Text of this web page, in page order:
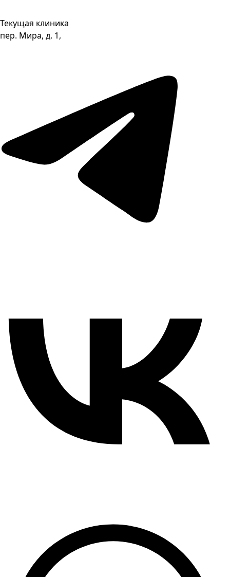
Текущая клиника
пер. Мира, д. 1,